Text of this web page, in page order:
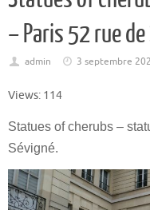
– Paris 52 rue
admin 3 septembre
Views: 114
Statues of cherubs –
Sévigné.